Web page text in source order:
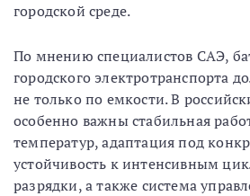
городской среде.
По мнению специалистов САЭ,
городского электротранспорта
не только по емкости. В
особенно важны стабильная
температур, адаптация под
устойчивость к интенсивным
разрядки, а также система